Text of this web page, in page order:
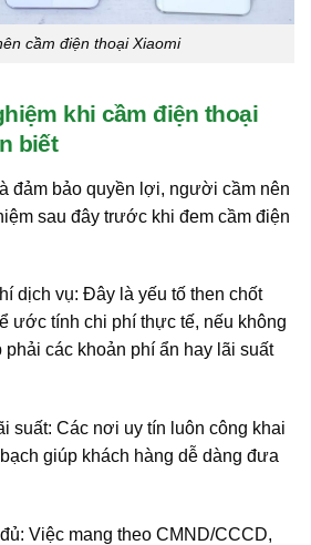
cầm điện thoại Xiaomi
khi cầm điện thoại
biết
đảm bảo quyền lợi, người cầm nên
sau đây trước khi đem cầm điện
dịch vụ: Đây là yếu tố then chốt
ước tính chi phí thực tế, nếu không
phải các khoản phí ẩn hay lãi suất
suất: Các nơi uy tín luôn công khai
giúp khách hàng dễ dàng đưa
Việc mang theo CMND/CCCD,